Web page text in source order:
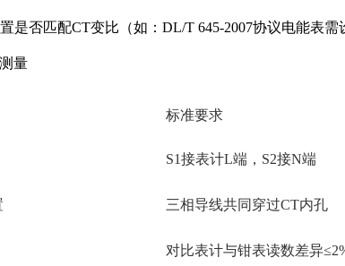
是否匹配CT变比（如：DL/T 645-2007协议电能表需
量
标准要求
S1接表计L端，S2接N端
三相导线共同穿过CT内孔
对比表计与钳表读数差异